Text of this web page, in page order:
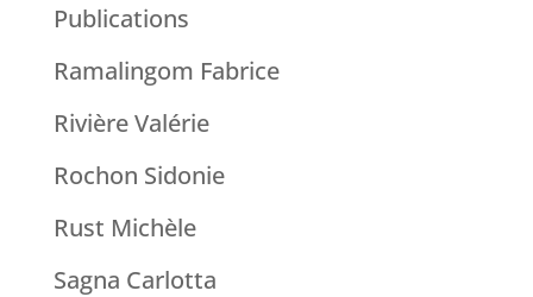
Publications
Ramalingom Fabrice
Rivière Valérie
Rochon Sidonie
Rust Michèle
Sagna Carlotta